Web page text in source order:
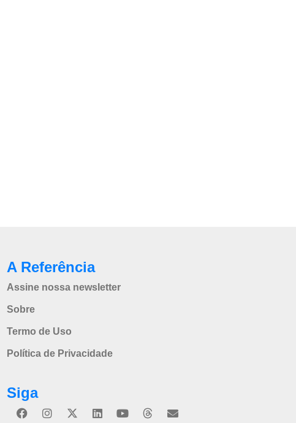
A Referência
Assine nossa newsletter
Sobre
Termo de Uso
Política de Privacidade
Siga